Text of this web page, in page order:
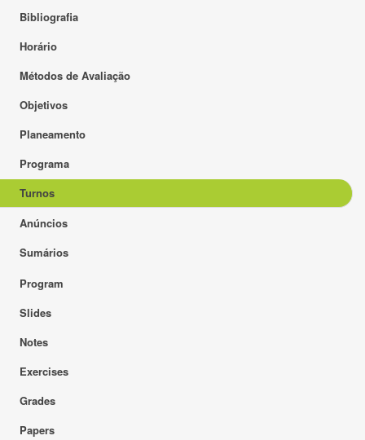
Bibliografia
Horário
Métodos de Avaliação
Objetivos
Planeamento
Programa
Turnos
Anúncios
Sumários
Program
Slides
Notes
Exercises
Grades
Papers